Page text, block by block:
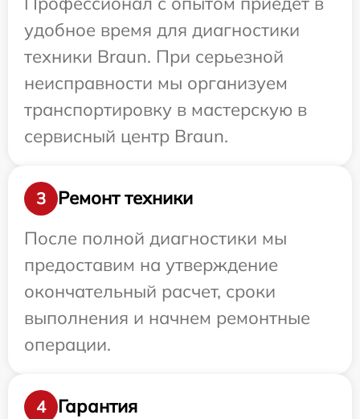
удобное время для диагностики
техники Braun. При серьезной
неисправности мы организуем
транспортировку в мастерскую в
сервисный центр Braun.
3
Ремонт техники
После полной диагностики мы
предоставим на утверждение
окончательный расчет, сроки
выполнения и начнем ремонтные
операции.
4
Гарантия